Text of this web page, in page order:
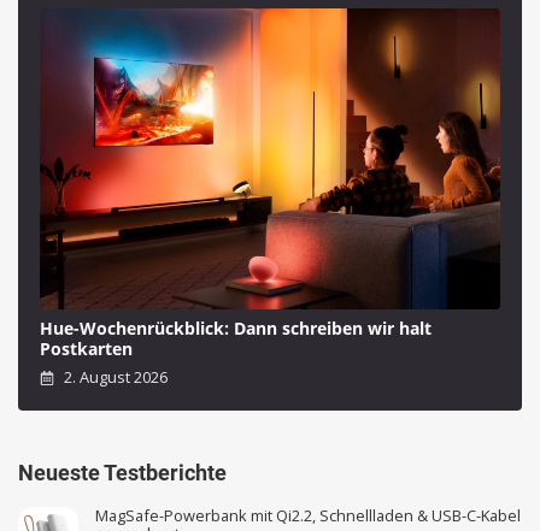
Hue-Wochenrückblick: Dann schreiben wir halt
Postkarten
2. August 2026
Neueste Testberichte
MagSafe-Powerbank mit Qi2.2, Schnellladen & USB-C-Kabel